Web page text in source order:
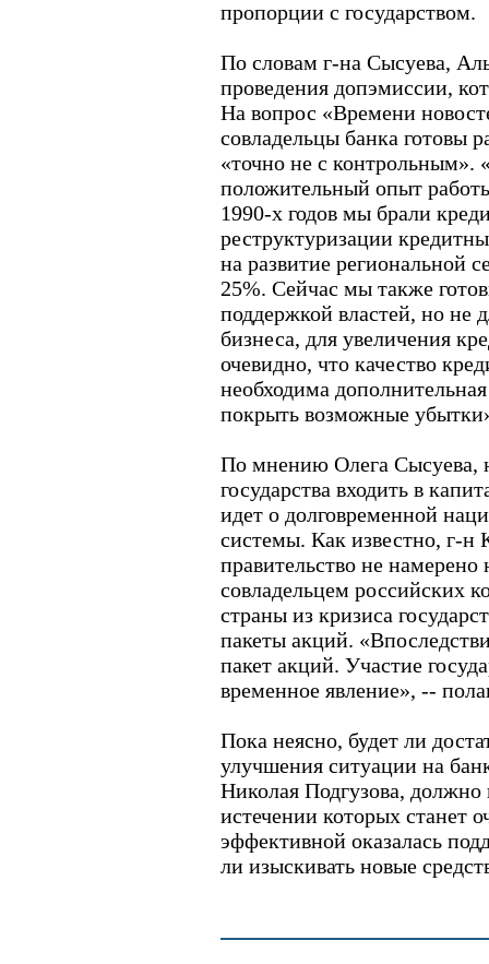
пропорции с государством.
По словам г-на Сысуева,
проведения допэмиссии,
На вопрос «Времени
совладельцы банка готовы
«точно не с контрольным».
положительный опыт
1990-х годов мы брали
реструктуризации
на развитие региональной
25%. Сейчас мы также
поддержкой властей, но не
бизнеса, для увеличения
очевидно, что качество
необходима
покрыть возможные
По мнению Олега Сысуева,
государства входить в
идет о долговременной
системы. Как известно, г-н
правительство не намерено
совладельцем российских
страны из кризиса
пакеты акций.
пакет акций. Участие
временное явление», --
Пока неясно, будет ли
улучшения ситуации на
Николая Подгузова,
истечении которых станет
эффективной оказалась
ли изыскивать новые